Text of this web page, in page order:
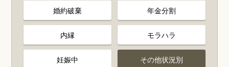
婚約破棄 年金分割
内縁 モラハラ
妊娠中 その他状況別